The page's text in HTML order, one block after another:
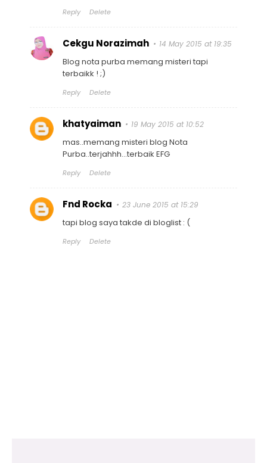
Reply Delete
Cekgu Norazimah 14 May 2015 at 19:35
Blog nota purba memang misteri tapi
terbaikk ! ;)
Reply Delete
khatyaiman 19 May 2015 at 10:52
mas..memang misteri blog Nota
Purba..terjahhh...terbaik EFG
Reply Delete
Fnd Rocka 23 June 2015 at 15:29
tapi blog saya takde di bloglist : (
Reply Delete